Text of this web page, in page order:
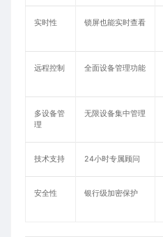
实时性 锁屏也能实时查看
远程控制 全面设备管理功能
多设备管
理
无限设备集中管理
技术支持 24小时专属顾问
安全性 银行级加密保护